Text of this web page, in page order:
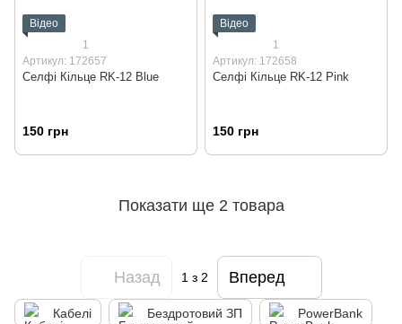
Відео
1
Артикул: 172657
Селфі Кільце RK-12 Blue
150 грн
Відео
1
Артикул: 172658
Селфі Кільце RK-12 Pink
150 грн
Показати ще 2 товара
Назад 1з 2 Вперед
Кабелі Бездротовий ЗП PowerBank